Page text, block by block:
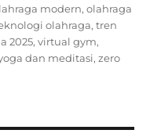
modern,olahraga
olahraga,tren
2025,virtual gym,
dan meditasi,zero